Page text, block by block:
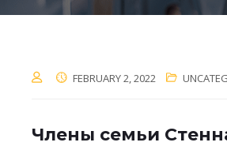
FEBRUARY 2, 2022
Члены семьи